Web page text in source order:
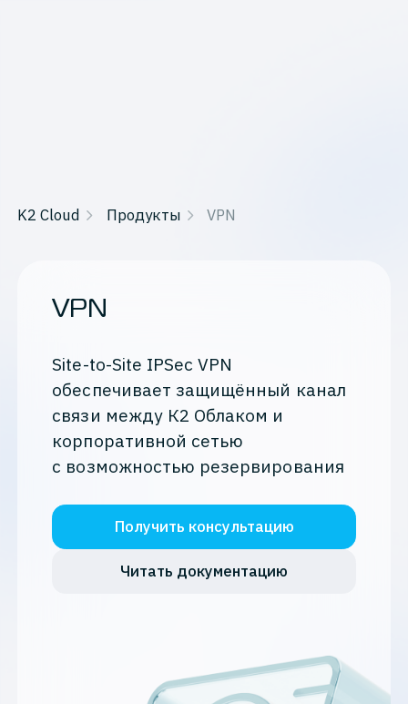
K2 Cloud Продукты VPN
VPN
Site-to-Site IPSec VPN
обеспечивает защищённый канал
связи между К2 Облаком и
корпоративной сетью
с возможностью резервирования
Получить консультацию
Читать документацию